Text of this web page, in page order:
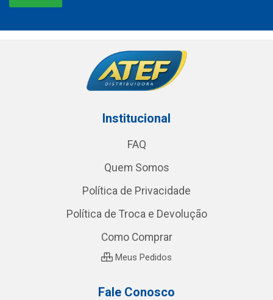
Institucional
FAQ
Quem Somos
Política de Privacidade
Política de Troca e Devolução
Como Comprar
Meus Pedidos
Fale Conosco